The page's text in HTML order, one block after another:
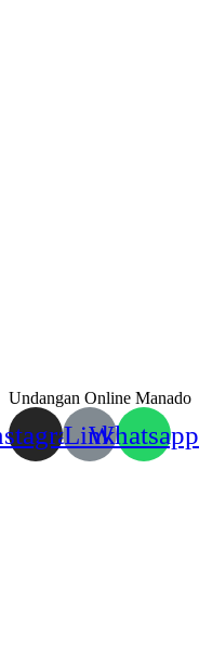
Undangan Online Manado
LinkWhatsapp